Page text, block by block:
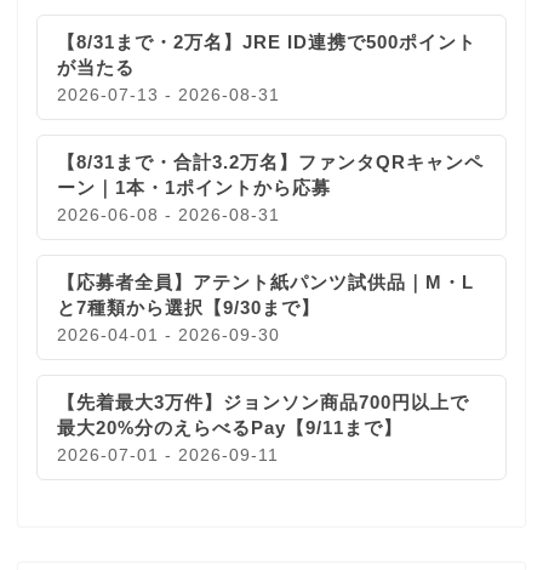
【8/31まで・2万名】JRE ID連携で500ポイント
が当たる
2026-07-13 - 2026-08-31
【8/31まで・合計3.2万名】ファンタQRキャンペ
ーン｜1本・1ポイントから応募
2026-06-08 - 2026-08-31
【応募者全員】アテント紙パンツ試供品｜M・L
と7種類から選択【9/30まで】
2026-04-01 - 2026-09-30
【先着最大3万件】ジョンソン商品700円以上で
最大20%分のえらべるPay【9/11まで】
2026-07-01 - 2026-09-11